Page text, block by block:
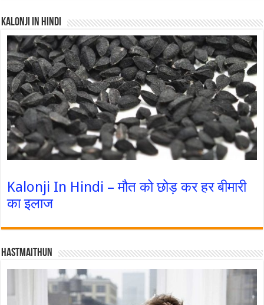
Kalonji In Hindi
Kalonji In Hindi – मौत को छोड़ कर हर बीमारी
का इलाज
Hastmaithun